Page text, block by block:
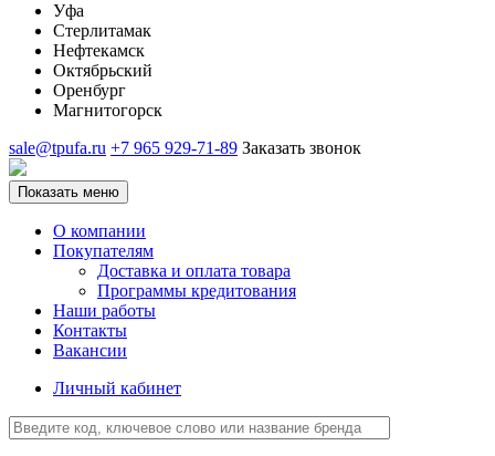
Уфа
Стерлитамак
Нефтекамск
Октябрьский
Оренбург
Магнитогорск
sale@tpufa.ru +7 965 929-71-89 Заказать звонок
Показать меню
О компании
Покупателям
Доставка и оплата товара
Программы кредитования
Наши работы
Контакты
Вакансии
Личный кабинет